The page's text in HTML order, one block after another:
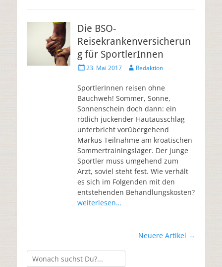
Die BSO-
Reisekrankenversicherun
g für SportlerInnen
23. Mai 2017 Redaktion
SportlerInnen reisen ohne
Bauchweh! Sommer, Sonne,
Sonnenschein doch dann: ein
rötlich juckender Hautausschlag
unterbricht vorübergehend
Markus Teilnahme am kroatischen
Sommertrainingslager. Der junge
Sportler muss umgehend zum
Arzt, soviel steht fest. Wie verhält
es sich im Folgenden mit den
entstehenden Behandlungskosten?
weiterlesen…
Neuere Artikel →